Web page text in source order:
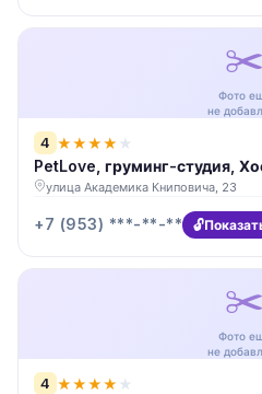
✂️
Фото
не
4 ★★★★ ★
PetLove, груминг-студия,
улица Академика Книповича, 23
+7 (953) ***-**-**
✂️
Фото
не
4 ★★★★ ★